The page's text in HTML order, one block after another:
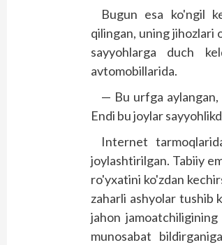
Bugun esa ko'ngil
qilingan, uning jihozlari
sayyoh­larga duch
avtomobillarida.
— Bu urfga aylangan,
Endi bu joylar
Internet
joylashtirilgan. Tabiiy
ro'yxatini ko'zdan
zaharli ashyolar tushib
jahon
munosabat